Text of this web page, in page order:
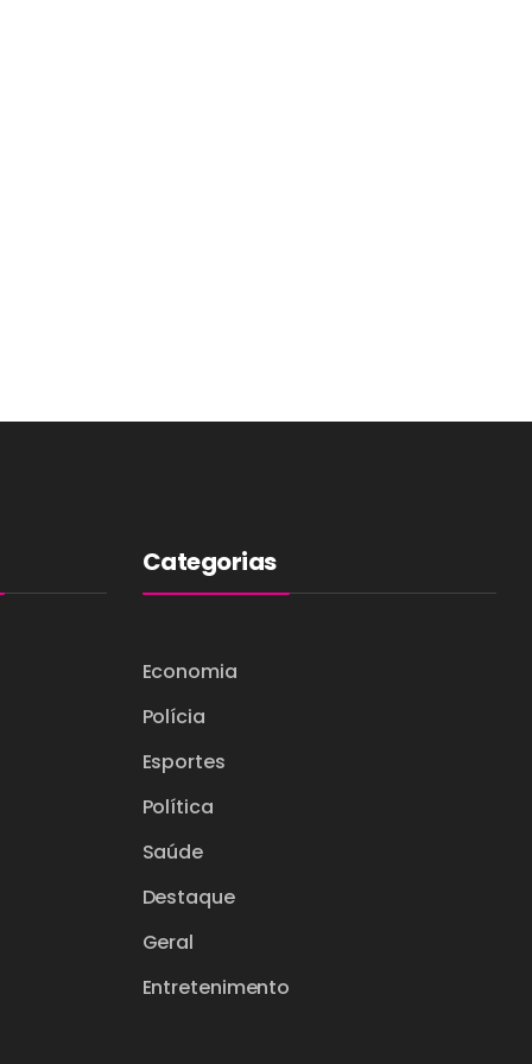
Categorias
Economia
Polícia
Esportes
Política
Saúde
Destaque
Geral
Entretenimento